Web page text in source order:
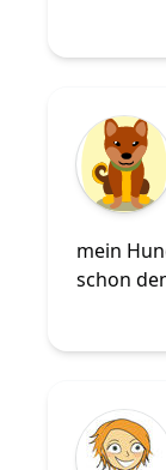
mein
schon